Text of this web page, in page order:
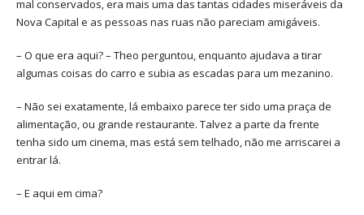
mal conservados, era mais uma das tantas cidades miseráveis da
Nova Capital e as pessoas nas ruas não pareciam amigáveis.
– O que era aqui? – Theo perguntou, enquanto ajudava a tirar
algumas coisas do carro e subia as escadas para um mezanino.
– Não sei exatamente, lá embaixo parece ter sido uma praça de
alimentação, ou grande restaurante. Talvez a parte da frente
tenha sido um cinema, mas está sem telhado, não me arriscarei a
entrar lá.
– E aqui em cima?